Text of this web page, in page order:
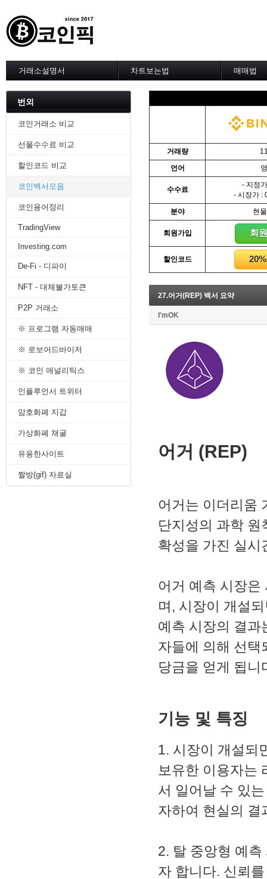
거래소설명서 차트보는법
2. 비트맥스 차트설정
5. 빗썸 차트설정
6. 트레이딩뷰
7. 크립토워치
2. 봉차트
3. 호가창,거래창
10. 데드크로스
--------캔들 패턴--------
1. 캔들 패턴(1)
3. 캔들 패턴(3)
4. 캔들 패턴(4)
5. 캔들 패턴(5)
--------차트 패턴--------
1. 삼각수렴 패턴
5. 데드 캣 바운스 패턴
6. 헤드 앤 숄더 패턴
10. 엘리어트 파동
1. MA - 이동평균선
2. MACD - 수렴확산지수
3. BOL - 볼린저밴드
6. IKH - 일목평균표
7. D.MOM - 듀얼 모멘텀
8. CCI - 채널지수
9. STOCH - 스토캐스틱
10. PSAR - 파라볼릭
11. DMI - 방향운동지수
13. ADR - 등락비율
매매법
3. 골든크
5. MACD
6. RSI 매
7. 볼린저
8. 피보나
9. 거래량
10. 사께
11. 엘리
12. 쌍바
13. 지지
14. 일목
15. DMI
번외
코인거래소 비교
선물수수료 비교
할인코드 비교
코인백서모음
코인용어정리
TradingView
Investing.com
De-Fi - 디파이
NFT - 대체불가토큰
P2P 거래소
※ 프로그램 자동매매
※ 로보어드바이저
※ 코인 애널리틱스
인플루언서 트위터
암호화폐 지갑
가상화폐 채굴
유용한사이트
짤방(gif) 자료실
거래량
언어
수수료
- 지정
- 시장가 :
분야
현물
회원가입 회
할인코드
27.어거(REP) 백서 요약
I'mOK
어거 (REP)
어거는 이더리움
단지성의 과학 원
확성을 가진 실시
어거 예측 시장은
며, 시장이 개설
예측 시장의 결과
자들에 의해 선택
당금을 얻게 됩니
기능 및 특징
1. 시장이 개설되
보유한 이용자는
서 일어날 수 있
자하여 현실의 결
2. 탈 중앙형 예
자 합니다. 신뢰